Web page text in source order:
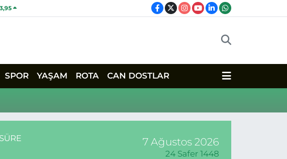
SPOR YAŞAM ROTA CAN DOSTLAR
7 Ağustos 2026
24 Safer 1448